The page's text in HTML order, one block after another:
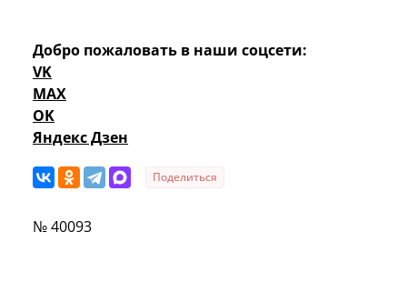
Добро пожаловать в наши соцсети:
VK
MAX
OK
Яндекс Дзен
Поделиться
№ 40093